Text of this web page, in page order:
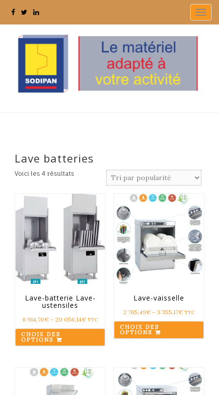
Lave batteries
Voici les 4 résultats
Lave-batterie Lave-
ustensiles
6 914,70€ – 20 056,14€ TTC
CHOIX DES
OPTIONS
Lave-vaisselle
2 765,49€– 3 355,17€ TTC
CHOIX DES
OPTIONS